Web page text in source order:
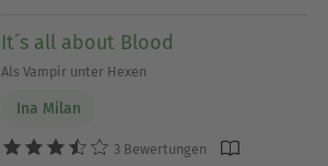
It´s all about Blood
Als Vampir unter Hexen
Ina Milan
3 Bewertungen